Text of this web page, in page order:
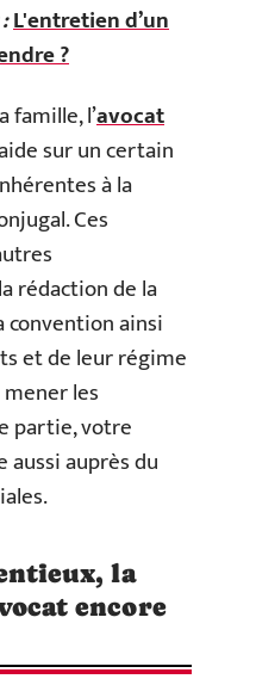
L'entretien d’un
?
famille, l’avocat
sur un certain
à la
Ces
rédaction de la
convention ainsi
et de leur régime
les
partie, votre
auprès du
la
encore